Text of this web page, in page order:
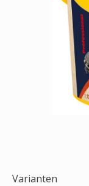
Varianten